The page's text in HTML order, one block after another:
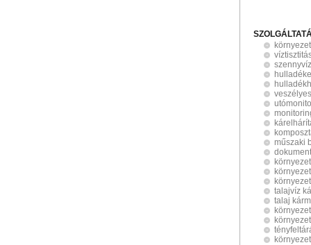
műszaki
talajvíz
talaj